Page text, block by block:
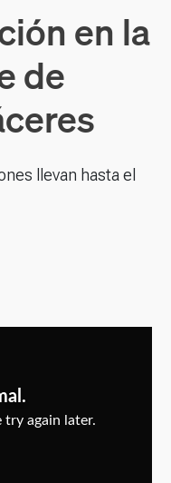
en la
de
llevan hasta el